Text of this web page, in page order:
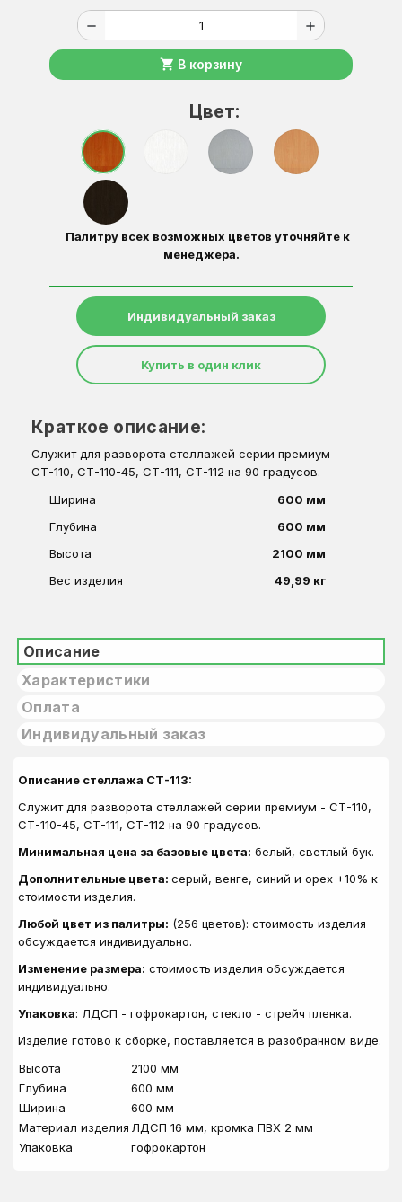
remove add
shopping_cart В корзину
Цвет:
Палитру всех возможных цветов уточняйте к
менеджера.
Индивидуальный заказ
Купить в один клик
Краткое описание:
Служит для разворота стеллажей серии премиум -
СТ-110, СТ-110-45, СТ-111, СТ-112 на 90 градусов.
Ширина
600 мм
Глубина
600 мм
Высота
2100 мм
Вес изделия
49,99 кг
Описание
Характеристики
Оплата
Индивидуальный заказ
Описание стеллажа СТ-113:
Служит для разворота стеллажей серии премиум - СТ-110,
СТ-110-45, СТ-111, СТ-112 на 90 градусов.
Минимальная цена за базовые цвета: белый, светлый бук.
Дополнительные цвета: серый, венге, синий и орех +10% к
стоимости изделия.
Любой цвет из палитры: (256 цветов): стоимость изделия
обсуждается индивидуально.
Изменение размера: стоимость изделия обсуждается
индивидуально.
Упаковка: ЛДСП - гофрокартон, стекло - стрейч пленка.
Изделие готово к сборке, поставляется в разобранном виде.
Высота
2100 мм
Глубина
600 мм
Ширина
600 мм
Материал изделия ЛДСП 16 мм, кромка ПВХ 2 мм
Упаковка
гофрокартон